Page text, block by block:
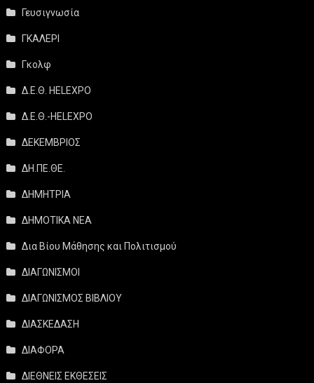
Γευσιγνωσία
ΓΚΑΛΕΡΙ
Γκολφ
Δ.Ε.Θ. HELEXPO
Δ.Ε.Θ.-HELEXPO
ΔΕΚΕΜΒΡΙΟΣ
ΔΗ.ΠΕ.ΘΕ.
ΔΗΜΗΤΡΙΑ
ΔΗΜΟΤΙΚΑ ΝΕΑ
Δια Βίου Μάθησης και Πολιτισμού
ΔΙΑΓΩΝΙΣΜΟΙ
ΔΙΑΓΩΝΙΣΜΟΣ ΒΙΒΛΙΟΥ
ΔΙΑΣΚΕΔΑΣΗ
ΔΙΑΦΟΡΑ
ΔΙΕΘΝΕΙΣ ΕΚΘΕΣΕΙΣ